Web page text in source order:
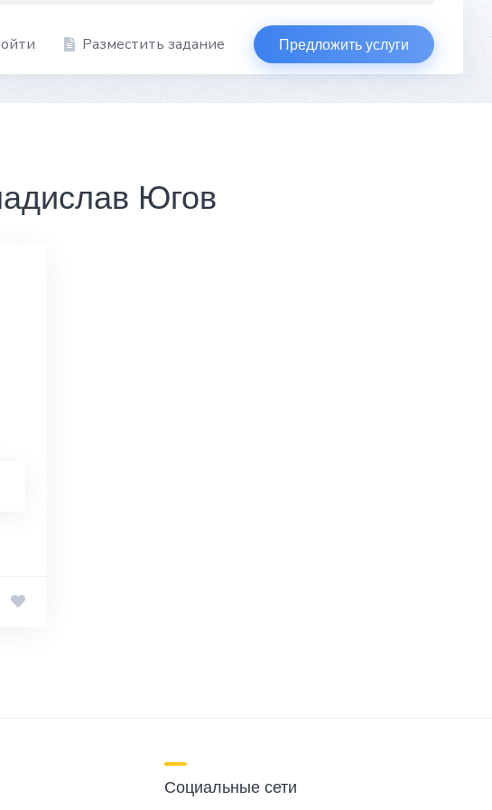
Разместить задание Предложить услуги
Югов
Социальные сети